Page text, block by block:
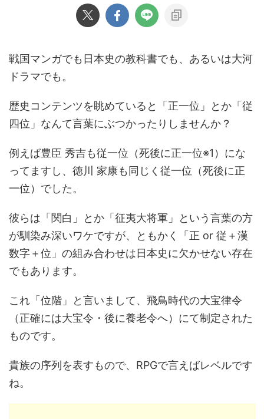
戦国マンガでも日本史の教科書でも、あるいは大河
ドラマでも。
歴史コンテンツを眺めていると「正一位」とか「従
四位」なんて言葉にぶつかったりしませんか？
例えば豊臣 秀吉も従一位（死後に正一位※1）にな
ってますし、徳川 家康も同じく従一位（死後に正
一位）でした。
彼らは「関白」とか「征夷大将軍」という言葉の方
が馴染み深いワケですが、ともかく「正 or 従＋漢
数字＋位」の組み合わせは日本史に欠かせない存在
でもあります。
これ「位階」と言いまして、飛鳥時代の大宝律令
（正確には大宝令・後に養老令へ）にて制定された
ものです。
貴族の序列を表すもので、RPGで言えばレベルです
ね。